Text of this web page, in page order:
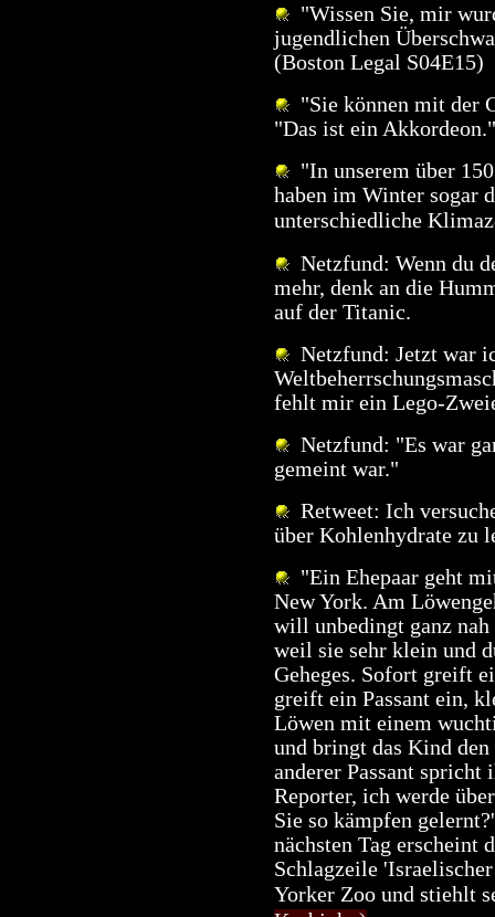
"Wissen Sie, mir
jugendlichen
(Boston Legal S04E15)
"Sie können mit der
"Das ist ein
"In unserem über
haben im Winter sogar
unterschiedliche
Netzfund: Wenn du
mehr, denk an die
auf der Titanic.
Netzfund: Jetzt war
fehlt mir ein Lego-
Netzfund: "Es war
gemeint war."
Retweet: Ich
über Kohlenhydrate zu
"Ein Ehepaar geht
New York. Am
will unbedingt ganz
weil sie sehr klein und
Geheges. Sofort greift
greift ein Passant ein,
Löwen mit einem
und bringt das Kind
anderer Passant
Reporter, ich werde
Sie so kämpfen
nächsten Tag erscheint
Schlagzeile
Yorker Zoo und stiehlt